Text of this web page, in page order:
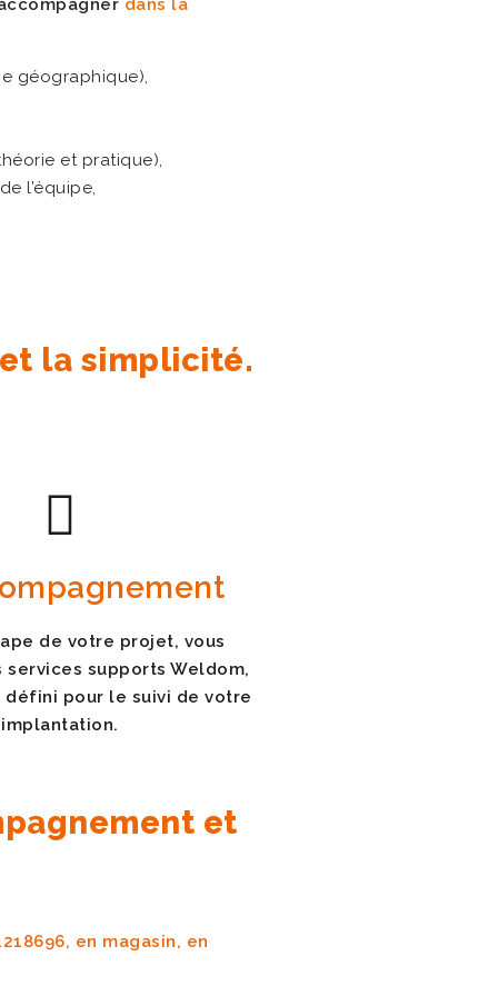
dans la
géographique),
et pratique),
l’équipe,
la simplicité.
de votre projet, vous
services supports Weldom,
défini pour le suivi de votre
implantation.
et
en magasin, en